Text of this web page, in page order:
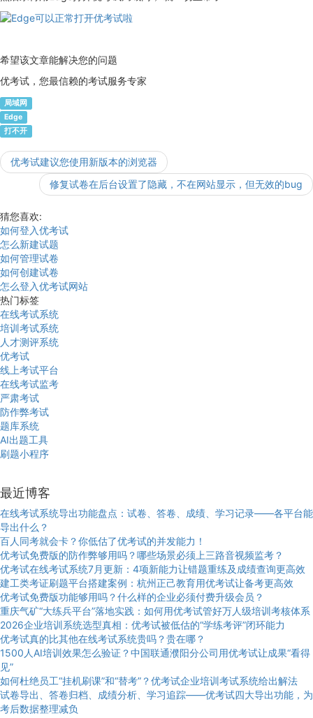
希望该文章能解决您的问题
优考试，您最信赖的考试服务专家
局域网
Edge
打不开
优考试建议您使用新版本的浏览器
修复试卷在后台设置了隐藏，不在网站显示，但无效的bug
猜您喜欢:
如何登入优考试
怎么新建试题
如何管理试卷
如何创建试卷
怎么登入优考试网站
热门标签
在线考试系统
培训考试系统
人才测评系统
优考试
线上考试平台
在线考试监考
严肃考试
防作弊考试
题库系统
AI出题工具
刷题小程序
最近博客
在线考试系统导出功能盘点：试卷、答卷、成绩、学习记录——各平台能
导出什么？
百人同考就会卡？你低估了优考试的并发能力！
优考试免费版的防作弊够用吗？哪些场景必须上三路音视频监考？
优考试在线考试系统7月更新：4项新能力让错题重练及成绩查询更高效
建工类考证刷题平台搭建案例：杭州正己教育用优考试让备考更高效
优考试免费版功能够用吗？什么样的企业必须付费升级会员？
重庆气矿“大练兵平台”落地实践：如何用优考试管好万人级培训考核体系
2026企业培训系统选型真相：优考试被低估的“学练考评”闭环能力
优考试真的比其他在线考试系统贵吗？贵在哪？
1500人AI培训效果怎么验证？中国联通濮阳分公司用优考试让成果“看得
见”
如何杜绝员工“挂机刷课”和“替考”？优考试企业培训考试系统给出解法
试卷导出、答卷归档、成绩分析、学习追踪——优考试四大导出功能，为
考后数据整理减负